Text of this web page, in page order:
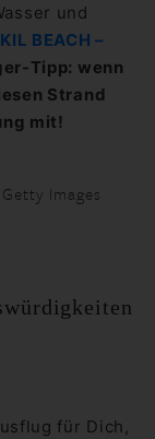
und
BEACH –
Tipp: wenn
Strand
mit!
Images
für Dich,